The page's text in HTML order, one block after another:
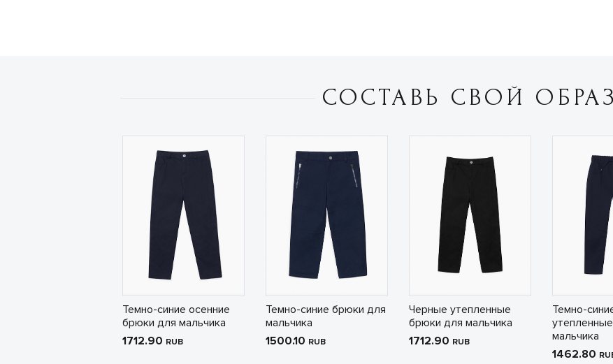
СОСТАВЬ СВОЙ ОБРАЗ
Темно-синие осенние
брюки для мальчика
1712.90 RUB
Темно-синие брюки для
мальчика
1500.10 RUB
Черные утепленные
брюки для мальчика
1712.90 RUB
Темно-
мальчика
1462.80